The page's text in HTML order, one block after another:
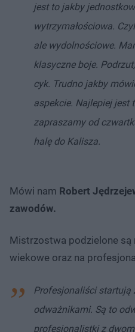
jest to jakby
wytrzymałościowa.
ale wydolnościowe.
klasyczne boje.
cyk. Trudno jakby
aspekcie. Najlepiej jest
zapraszamy od
halę do Kalisza.
Mówi nam Robert
zawodów.
​Mistrzostwa podzielone są
wiekowe oraz na
Profesjonaliści startują
odważnikami. Są to
profesjonalistki z